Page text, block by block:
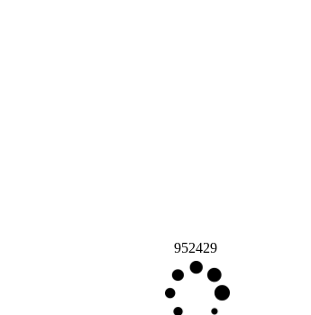
952429